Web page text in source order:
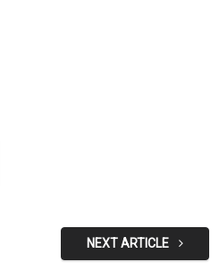
NEXT ARTICLE